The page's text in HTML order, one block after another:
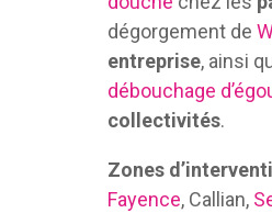
dégorgement de
entreprise, ainsi
débouchage
collectivités.
Zones
Fayence, Callian,